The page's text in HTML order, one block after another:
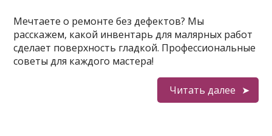
Мечтаете о ремонте без дефектов? Мы
расскажем, какой инвентарь для малярных работ
сделает поверхность гладкой. Профессиональные
советы для каждого мастера!
Читать далее